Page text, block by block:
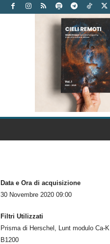
Data e Ora di acquisizione
30 Novembre 2020 09:00
Filtri Utilizzati
Prisma di Herschel, Lunt modulo Ca-K
B1200